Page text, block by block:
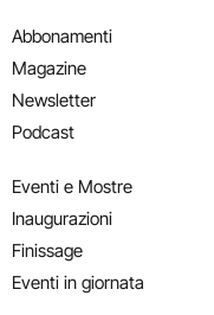
Abbonamenti
Magazine
Newsletter
Podcast
Eventi e Mostre
Inaugurazioni
Finissage
Eventi in giornata